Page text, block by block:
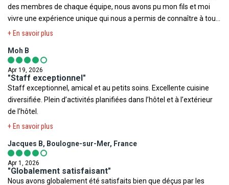
des membres de chaque équipe, nous avons pu mon fils et moi
vivre une expérience unique qui nous a permis de connaître à tous
niveaux le paradis sur terre. / GB : Thanks to all the departments
and I were able to live a unique experience that allowed us to know
paradise on earth at all levels. ES : Gracias a todos los
departamentos y servicios, y gracias a cada miembro de cada
equipo, mi hijo y yo pudimos vivir una experiencia única que nos
permitió conocer el paraíso en la tierra en todos los sentidos.
+ En savoir plus
Moh B
Apr 19, 2026
"Staff exceptionnel"
Staff exceptionnel, amical et au petits soins. Excellente cuisine
diversifiée. Plein d’activités planifiées dans l’hôtel et à l’extérieur
de l’hôtel.
+ En savoir plus
Jacques B, Boulogne-sur-Mer, France
Apr 1, 2026
"Globalement satisfaisant"
Nous avons globalement été satisfaits bien que déçus par les